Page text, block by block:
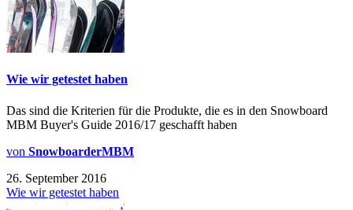
Wie wir getestet haben
Das sind die Kriterien für die Produkte, die es in den Snowboard
MBM Buyer's Guide 2016/17 geschafft haben
von SnowboarderMBM
26. September 2016
Wie wir getestet haben